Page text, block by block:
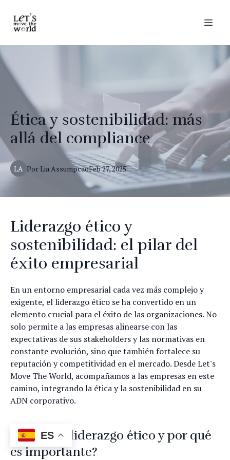
Ética y sostenibilidad: más
allá del compliance
LA Feb 27, 2025
Por Lia Assumpcao
Liderazgo ético y
sostenibilidad: el pilar del
éxito empresarial
En un entorno empresarial cada vez más complejo y
exigente, el liderazgo ético se ha convertido en un
elemento crucial para el éxito de las organizaciones. No
solo permite a las empresas alinearse con las
expectativas de sus stakeholders y las normativas en
constante evolución, sino que también fortalece su
reputación y competitividad en el mercado. Desde Let's
Move The World, acompañamos a las empresas en este
camino, integrando la ética y la sostenibilidad en su
ADN corporativo.
¿Qué es el liderazgo ético y por qué
es importante?
ES